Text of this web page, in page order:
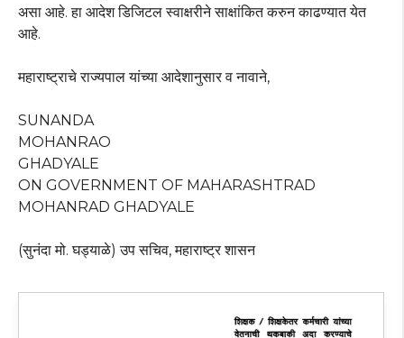
असा आहे. हा आदेश डिजिटल स्वाक्षरीने साक्षांकित करुन काढण्यात येत
आहे.
महाराष्ट्राचे राज्यपाल यांच्या आदेशानुसार व नावाने,
SUNANDA
MOHANRAO
GHADYALE
ON GOVERNMENT OF MAHARASHTRAD
MOHANRAD GHADYALE
(सुनंदा मो. घड्याळे) उप सचिव, महाराष्ट्र शासन